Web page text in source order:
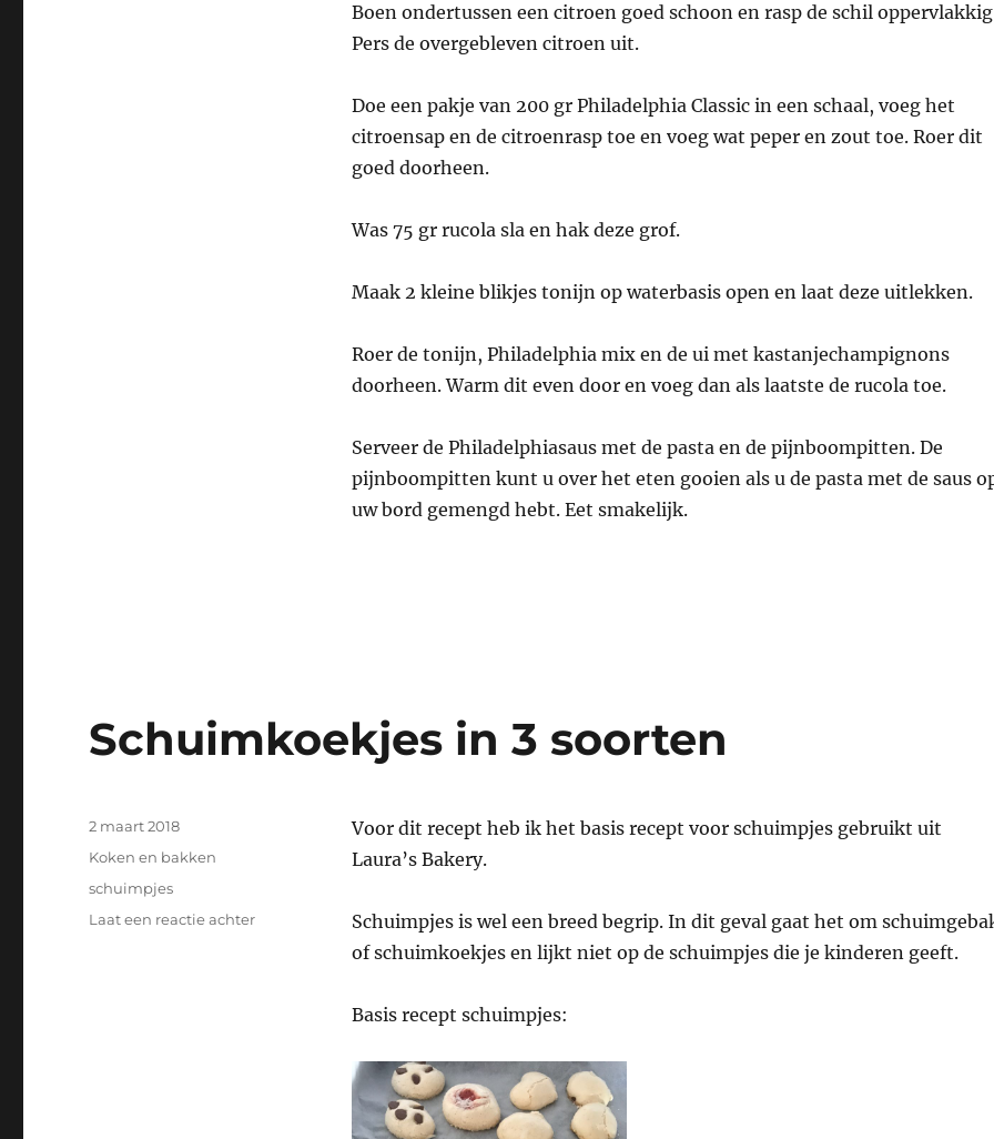
Boen ondertussen een citroen goed schoon en rasp de schil
Pers de overgebleven citroen uit.
Doe een pakje van 200 gr Philadelphia Classic in een schaal, voeg het
citroensap en de citroenrasp toe en voeg wat peper en zout toe. Roer dit
goed doorheen.
Was 75 gr rucola sla en hak deze grof.
Maak 2 kleine blikjes tonijn op waterbasis open en laat deze uitlekken.
Roer de tonijn, Philadelphia mix en de ui met kastanjechampignons
doorheen. Warm dit even door en voeg dan als laatste de rucola toe.
Serveer de Philadelphiasaus met de pasta en de pijnboompitten. De
pijnboompitten kunt u over het eten gooien als u de pasta met de saus
uw bord gemengd hebt. Eet smakelijk.
Schuimkoekjes in 3 soorten
Voor dit recept heb ik het basis recept voor schuimpjes gebruikt uit
Laura’s Bakery.
Schuimpjes is wel een breed begrip. In dit geval gaat het om
of schuimkoekjes en lijkt niet op de schuimpjes die je kinderen geeft.
Basis recept schuimpjes:
Geplaatst
2 maart 2018
Categorieën
Koken en bakken
Tags
schuimpjes
Laat een reactie achterop
Schuimkoekjes